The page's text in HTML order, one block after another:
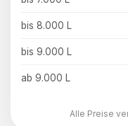
bis 8.000 L
bis 9.000 L
ab 9.000 L
Alle Preise